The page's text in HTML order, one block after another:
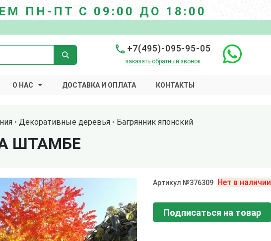
ПН-ПТ С 09:00 ДО 18:00
+7(495)-095-95-05
заказать обратный звонок
О НАС ДОСТАВКА И ОПЛАТА КОНТАКТЫ
Декоративные деревья Багрянник японский
ШТАМБЕ
Артикул №376309 Нет в наличии
Подписаться на товар